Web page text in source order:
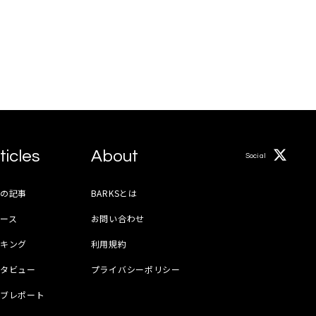
記事
ス
ング
ビュー
レポート
About
BARKSとは
お問い合わせ
利用規約
プライバシーポリシー
Social